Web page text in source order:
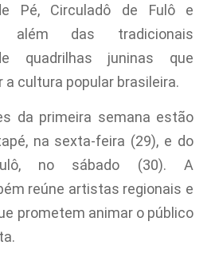
Pé, Circuladô de Fulô e
além das tradicionais
quadrilhas juninas que
a cultura popular brasileira.
da primeira semana estão
na sexta-feira (29), e do
no sábado (30). A
reúne artistas regionais e
prometem animar o público